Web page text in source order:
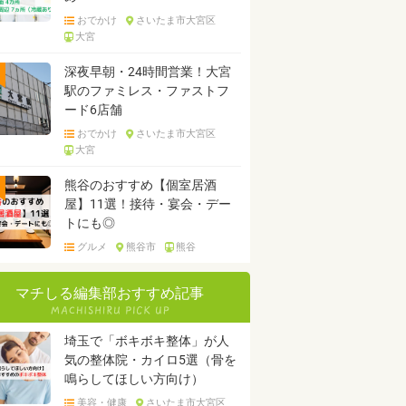
おでかけ
さいたま市大宮区
大宮
深夜早朝・24時間営業！大宮
駅のファミレス・ファストフ
ード6店舗
おでかけ
さいたま市大宮区
大宮
熊谷のおすすめ【個室居酒
屋】11選！接待・宴会・デー
トにも◎
グルメ 熊谷市 熊谷
マチしる編集部おすすめ記事
埼玉で「ボキボキ整体」が人
気の整体院・カイロ5選（骨を
鳴らしてほしい方向け）
美容・健康 さいたま市大宮区